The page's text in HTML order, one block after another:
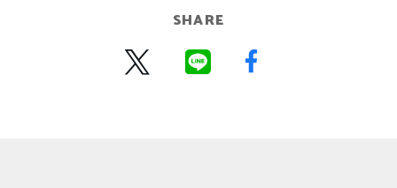
SHARE